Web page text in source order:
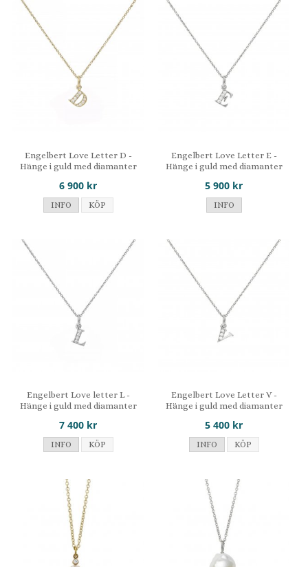
Engelbert Love Letter D -
Hänge i guld med diamanter
6 900 kr
INFO KÖP
Engelbert Love Letter E -
Hänge i guld med diamanter
5 900 kr
INFO
Engelbert Love letter L -
Hänge i guld med diamanter
7 400 kr
INFO KÖP
Engelbert Love Letter V -
Hänge i guld med diamanter
5 400 kr
INFO KÖP